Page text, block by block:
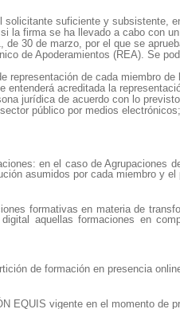
solicitante suficiente y subsistente,
la firma se ha llevado a cabo con
de 30 de marzo, por el que se
de Apoderamientos (REA). Se
representación de cada miembro
entenderá acreditada la
jurídica de acuerdo con lo
público por medios
en el caso de
asumidos por cada miembro y
formativas en materia de
aquellas formaciones en
de formación en presencia
EQUIS vigente en el momento de